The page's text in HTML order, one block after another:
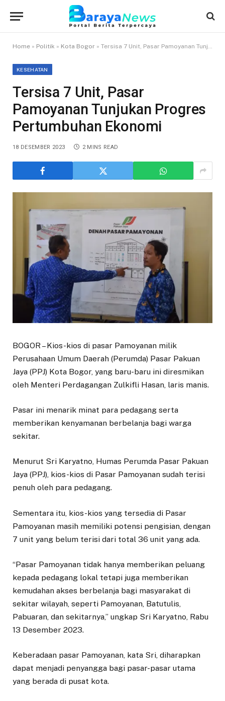
Home » Politik » Kota Bogor » Tersisa 7 Unit, Pasar Pamoyanan Tunjukan Progres Pertumbuhan Ekonomi
KESEHATAN
Tersisa 7 Unit, Pasar
Pamoyanan Tunjukan Progres
Pertumbuhan Ekonomi
18 DESEMBER 2023 2 MINS READ
BOGOR – Kios-kios di pasar Pamoyanan milik
Perusahaan Umum Daerah (Perumda) Pasar Pakuan
Jaya (PPJ) Kota Bogor, yang baru-baru ini diresmikan
oleh Menteri Perdagangan Zulkifli Hasan, laris manis.
Pasar ini menarik minat para pedagang serta
memberikan kenyamanan berbelanja bagi warga
sekitar.
Menurut Sri Karyatno, Humas Perumda Pasar Pakuan
Jaya (PPJ), kios-kios di Pasar Pamoyanan sudah terisi
penuh oleh para pedagang.
Sementara itu, kios-kios yang tersedia di Pasar
Pamoyanan masih memiliki potensi pengisian, dengan
7 unit yang belum terisi dari total 36 unit yang ada.
“Pasar Pamoyanan tidak hanya memberikan peluang
kepada pedagang lokal tetapi juga memberikan
kemudahan akses berbelanja bagi masyarakat di
sekitar wilayah, seperti Pamoyanan, Batutulis,
Pabuaran, dan sekitarnya,” ungkap Sri Karyatno, Rabu
13 Desember 2023.
Keberadaan pasar Pamoyanan, kata Sri, diharapkan
dapat menjadi penyangga bagi pasar-pasar utama
yang berada di pusat kota.